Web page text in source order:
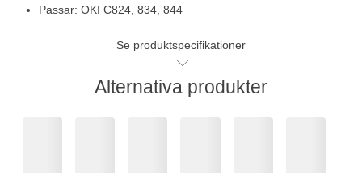
Passar: OKI C824, 834, 844
Se produktspecifikationer
Alternativa produkter